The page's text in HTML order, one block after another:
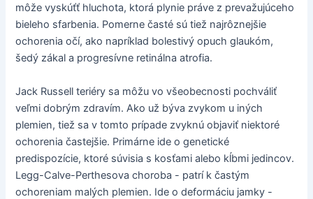
môže vyskúťť hluchota, ktorá plynie práve z prevažujúceho
bieleho sfarbenia. Pomerne časté sú tiež najrôznejšie
ochorenia očí, ako napríklad bolestivý opuch glaukóm,
šedý zákal a progresívne retinálna atrofia.
Jack Russell teriéry sa môžu vo všeobecnosti pochváliť
veľmi dobrým zdravím. Ako už býva zvykom u iných
plemien, tiež sa v tomto prípade zvyknú objaviť niektoré
ochorenia častejšie. Primárne ide o genetické
predispozície, ktoré súvisia s kosťami alebo kĺbmi jedincov.
Legg-Calve-Perthesova choroba - patrí k častým
ochoreniam malých plemien. Ide o deformáciu jamky -